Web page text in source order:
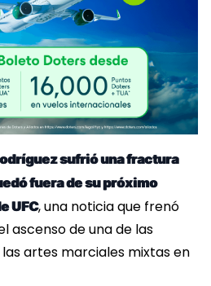
sufrió una fractura
fuera de su próximo
UFC, una noticia que frenó
ascenso de una de las
artes marciales mixtas en